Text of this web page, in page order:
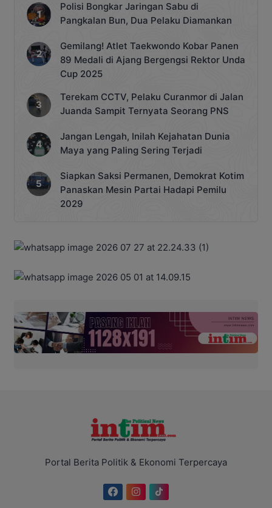
Polisi Bongkar Jaringan Sabu di
Pangkalan Bun, Dua Pelaku Diamankan
Gemilang! Atlet Taekwondo Kobar Panen
89 Medali di Ajang Bergengsi Rektor Unda
Cup 2025
Terekam CCTV, Pelaku Curanmor di Jalan
Juanda Sampit Ternyata Seorang PNS
Jangan Lengah, Inilah Kejahatan Dunia
Maya yang Paling Sering Terjadi
Siapkan Saksi Permanen, Demokrat Kotim
Panaskan Mesin Partai Hadapi Pemilu
2029
Portal Berita Politik & Ekonomi Terpercaya